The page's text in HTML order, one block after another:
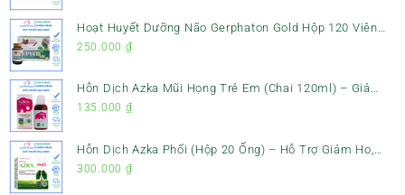
Hoạt Huyết Dưỡng Não Gerphaton Gold Hộp 120 Viên
– Giảm Đau Đầu, Hoa Mắt, Chóng Mặt & Rối Loạn Tiền
250.000 ₫
Hỗn Dịch Azka Mũi Họng Trẻ Em (Chai 120ml) – Giảm
Ho, Tiêu Đờm & Đau Rát Họng
135.000 ₫
Hỗn Dịch Azka Phổi (Hộp 20 Ống) – Hỗ Trợ Giảm Ho,
Tiêu Đờm & Bổ Phổi
300.000 ₫